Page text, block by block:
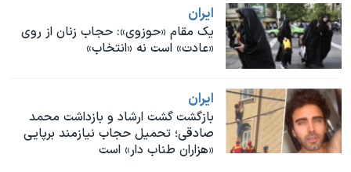
ايران
یک مقام «حوزوی»: حجاب زنان از روی
«عادت» است نه «انتخاب»
ايران
بازگشت گشت ارشاد و بازداشت محمد
صادقی؛ تحمیل حجاب نیازمند برپایی
«هزاران طناب دار» است